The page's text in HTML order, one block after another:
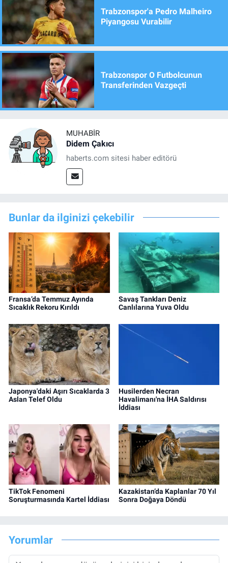
Trabzonspor'a Pedro Malheiro
Piyangosu Vurabilir
Trabzonspor O Futbolcunun
Transferinden Vazgeçti
MUHABIR
Didem Çakıcı
haberts.com sitesi haber editörü
Bunlar da ilginizi çekebilir
Fransa’da Temmuz Ayında
Sıcaklık Rekoru Kırıldı
Savaş Tankları Deniz
Canlılarına Yuva Oldu
Japonya'daki Aşırı Sıcaklarda 3
Aslan Telef Oldu
Husilerden Necran
Havalimanı'na İHA Saldırısı
İddiası
TikTok Fenomeni
Soruşturmasında Kartel İddiası
Kazakistan’da Kaplanlar 70 Yıl
Sonra Doğaya Döndü
Yorumlar